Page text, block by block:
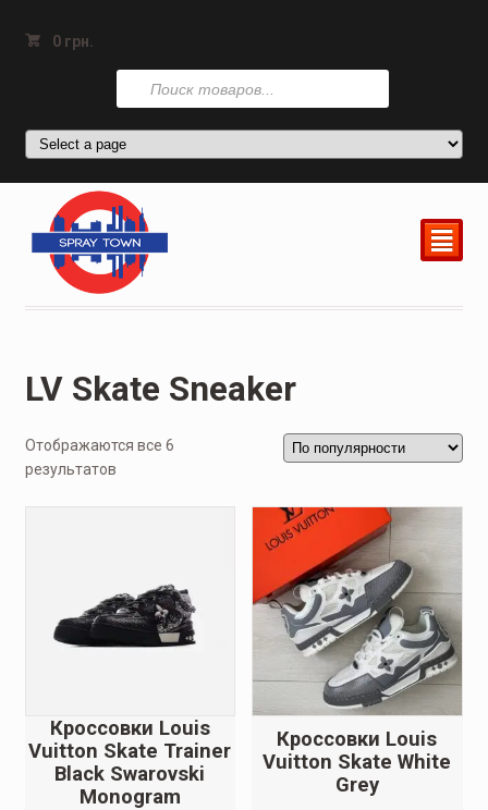
0 грн.
Поиск
товаров
²
LV Skate Sneaker
Отображаются все 6
результатов
Кроссовки Louis
Vuitton Skate Trainer
Black Swarovski
Monogram
Кроссовки Louis
Vuitton Skate White
Grey